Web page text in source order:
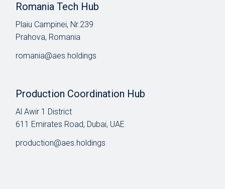
Romania Tech Hub
Plaiu Campinei, Nr.239
Prahova, Romania
romania@aes.holdings
Production Coordination Hub
Al Awir 1 District​
611 Emirates Road, Dubai, UAE
production@aes.holdings